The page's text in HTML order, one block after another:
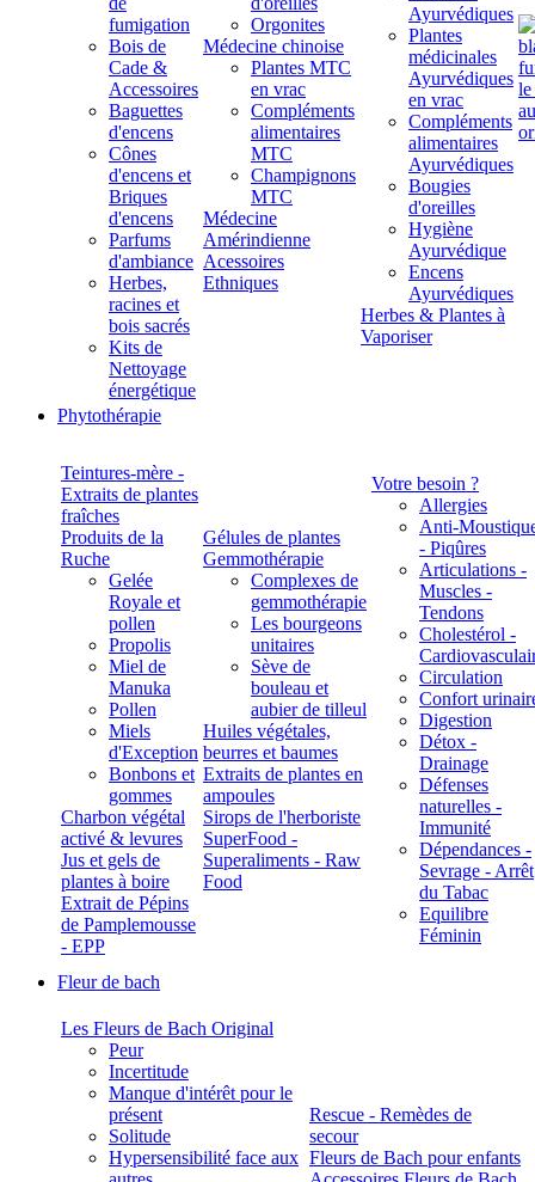
fumigation
Bois de
Cade &
Accessoires
Baguettes
d'encens
Cônes
d'encens et
Briques
d'encens
Parfums
d'ambiance
Herbes,
racines et
bois sacrés
Kits de
Nettoyage
énergétique
Orgonites
Médecine chinoise
Plantes MTC
en vrac
Compléments
alimentaires
MTC
Champignons
MTC
Médecine
Amérindienne
Acessoires
Ethniques
Ayurvédiques
Plantes
médicinales
Ayurvédiques
en vrac
Compléments
alimentaires
Ayurvédiques
Bougies
d'oreilles
Hygiène
Ayurvédique
Encens
Ayurvédiques
Herbes & Plantes à
Vaporiser
Phytothérapie
Teintures-mère -
Extraits de plantes
fraîches
Produits de la
Ruche
Gelée
Royale et
pollen
Propolis
Miel de
Manuka
Pollen
Miels
d'Exception
Bonbons et
gommes
Charbon végétal
activé & levures
Jus et gels de
plantes à boire
Extrait de Pépins
de Pamplemousse
- EPP
Gélules de plantes
Gemmothérapie
Complexes de
gemmothérapie
Les bourgeons
unitaires
Sève de
bouleau et
aubier de tilleul
Huiles végétales,
beurres et baumes
Extraits de plantes en
ampoules
Sirops de l'herboriste
SuperFood -
Superaliments - Raw
Food
Votre besoin ?
Allergies
Anti-
- Piqûres
Articulations -
Muscles -
Tendons
Cholestérol -
Circulation
Confort
Digestion
Détox -
Drainage
Défenses
naturelles -
Immunité
Dépendances -
Sevrage - Arrêt
du Tabac
Equilibre
Féminin
Fleur de bach
Les Fleurs de Bach Original
Peur
Incertitude
Manque d'intérêt pour le
présent
Solitude
Hypersensibilité face aux
Rescue - Remèdes de
secour
Fleurs de Bach pour enfants